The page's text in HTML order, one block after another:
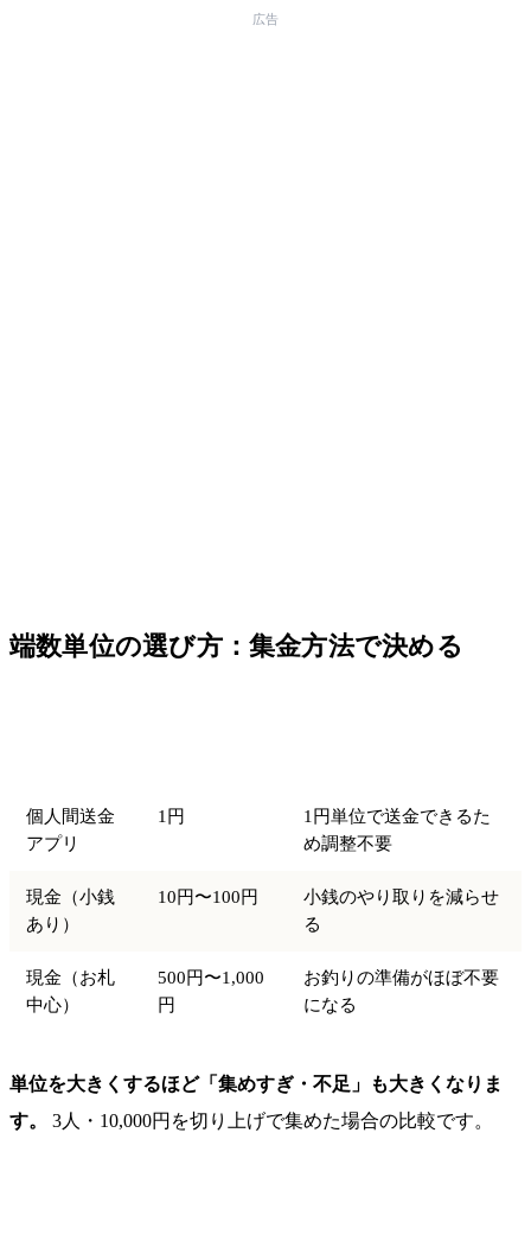
広告
端数単位の選び方：集金方法で決める
個人間送金
アプリ
1円
1円単位で送金できるた
め調整不要
現金（小銭
あり）
10円〜100円
小銭のやり取りを減らせ
る
現金（お札
中心）
500円〜1,000
円
お釣りの準備がほぼ不要
になる
単位を大きくするほど「集めすぎ・不足」も大きくなりま
す。
3人・10,000円を切り上げで集めた場合の比較です。